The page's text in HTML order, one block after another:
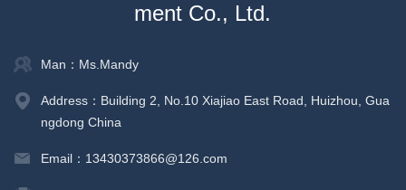
ment Co., Ltd.
Man：Ms.Mandy
Address：Building 2, No.10 Xiajiao East Road, Huizhou, Gua
ngdong China
Email：13430373866@126.com